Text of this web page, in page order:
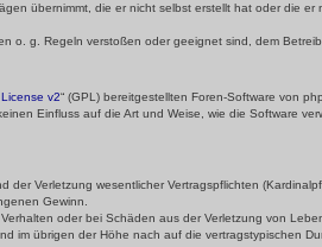
übernimmt, die er nicht selbst erstellt hat oder die
o. g. Regeln verstoßen oder geeignet sind, dem
v2“ (GPL) bereitgestellten Foren-Software von
Einfluss auf die Art und Weise, wie die Software
Verletzung wesentlicher Vertragspflichten
Gewinn.
oder bei Schäden aus der Verletzung von
im übrigen der Höhe nach auf die vertragstypischen